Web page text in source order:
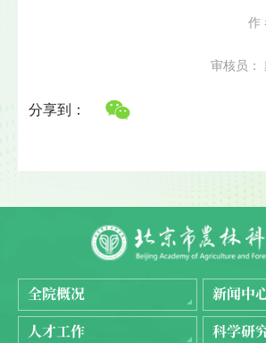
作
审核员：
分享到：
全院概况
新闻中
人才工作
科学研